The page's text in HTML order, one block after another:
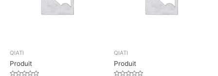
QIATI
Produit
QIATI
Produit